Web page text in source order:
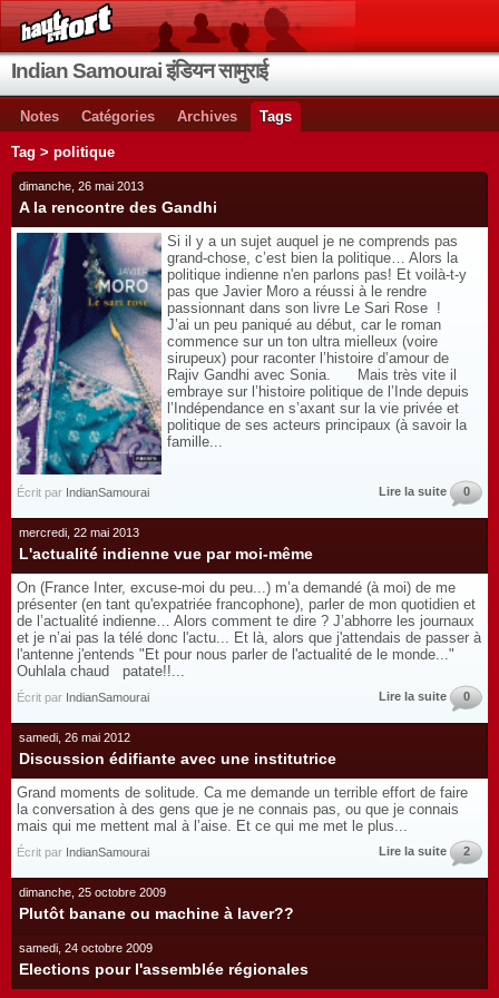
Indian Samourai इंडियन सामुराई
Notes Catégories Archives Tags
Tag > politique
dimanche, 26 mai 2013
A la rencontre des Gandhi
Si il y a un sujet auquel je ne comprends pas
grand-chose, c’est bien la politique… Alors la
politique indienne n'en parlons pas! Et voilà-t-y
pas que Javier Moro a réussi à le rendre
passionnant dans son livre Le Sari Rose !
J’ai un peu paniqué au début, car le roman
commence sur un ton ultra mielleux (voire
sirupeux) pour raconter l’histoire d’amour de
Rajiv Gandhi avec Sonia. Mais très vite il
embraye sur l’histoire politique de l’Inde depuis
l’Indépendance en s’axant sur la vie privée et
politique de ses acteurs principaux (à savoir la
famille...
Écrit par IndianSamourai Lire la suite 0
mercredi, 22 mai 2013
L'actualité indienne vue par moi-même
On (France Inter, excuse-moi du peu...) m’a demandé (à moi) de me
présenter (en tant qu'expatriée francophone), parler de mon quotidien et
de l’actualité indienne… Alors comment te dire ? J’abhorre les journaux
et je n’ai pas la télé donc l'actu... Et là, alors que j'attendais de passer à
l'antenne j'entends "Et pour nous parler de l'actualité de le monde..."
Ouhlala chaud patate!!...
Écrit par IndianSamourai Lire la suite 0
samedi, 26 mai 2012
Discussion édifiante avec une institutrice
Grand moments de solitude. Ca me demande un terrible effort de faire
la conversation à des gens que je ne connais pas, ou que je connais
mais qui me mettent mal à l’aise. Et ce qui me met le plus...
Écrit par IndianSamourai Lire la suite 2
dimanche, 25 octobre 2009
Plutôt banane ou machine à laver??
samedi, 24 octobre 2009
Elections pour l'assemblée régionales